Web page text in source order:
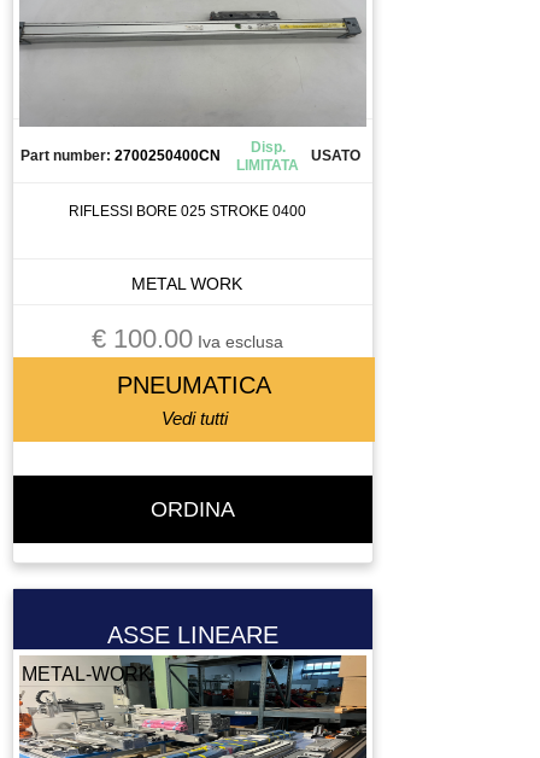
MOLLA
MOTORE A CORRENTE CONTINUA
MOTORE ASINCRONO
MOTORE PASSO PASSO
MOTORI BRUSHLESS
MOTOVIBRATORE
PANNELLO OPERATORE
PATTINO
PINZA AMPEROMETRICA
PISTOLA DI DOSAGGIO COLLA
PISTOLA PER ESTRUSIONE
PISTOLA PER VERNICIATURA
Part number: 2700250400CN
Disp.
LIMITATA
USATO
RIFLESSI BORE 025 STROKE 0400
METAL WORK
€ 100.00Iva esclusa
PNEUMATICA
Vedi tutti
ORDINA
ASSE LINEARE
METAL-WORK